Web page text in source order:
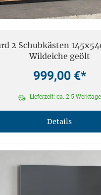
2 Schubkästen
Wildeiche geölt
999,00 €*
Lieferzeit: ca. 2-5 Werktage
Details